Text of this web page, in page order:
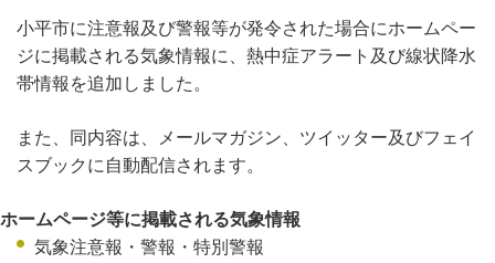
小平市に注意報及び警報等が発令された場合にホームペー
ジに掲載される気象情報に、熱中症アラート及び線状降水
帯情報を追加しました。
また、同内容は、メールマガジン、ツイッター及びフェイ
スブックに自動配信されます。
ホームページ等に掲載される気象情報
気象注意報・警報・特別警報